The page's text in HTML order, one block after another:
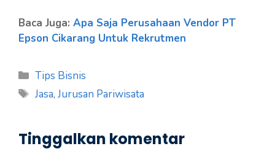
Baca Juga: Apa Saja Perusahaan Vendor PT
Epson Cikarang Untuk Rekrutmen
Kategori
Tips Bisnis
Tag
Jasa,Jurusan Pariwisata
Tinggalkan komentar